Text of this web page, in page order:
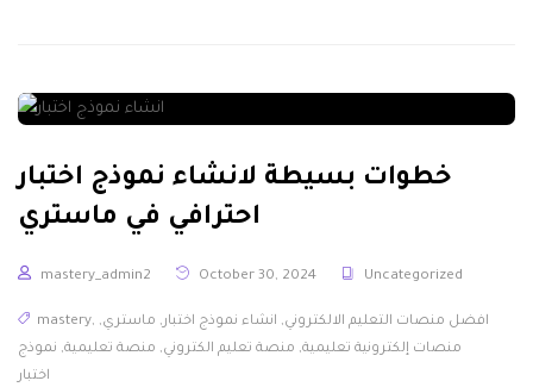
خطوات بسيطة لانشاء نموذج اختبار
احترافي في ماستري
mastery_admin2 October 30, 2024 Uncategorized
mastery, افضل منصات التعليم الالكتروني, انشاء نموذج اختبار, ماستري,
منصات إلكترونية تعليمية, منصة تعليم الكتروني, منصة تعليمية, نموذج
اختبار